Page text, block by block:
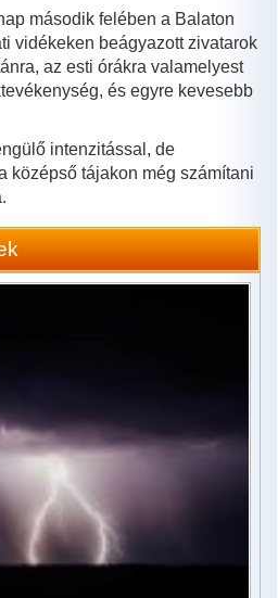
második felében a Balaton
vidékeken beágyazott zivatarok
az esti órákra valamelyest
és egyre kevesebb
intenzitással, de
középső tájakon még számítani